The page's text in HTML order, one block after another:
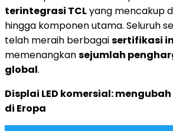
terintegrasi TCLyang mencakup
hingga komponen utama. Seluruh
telah meraih berbagaisertifikasi
memenangkansejumlah
global.
Displai LED komersial:
di Eropa